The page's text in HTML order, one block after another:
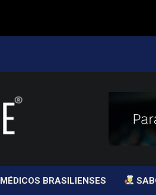
MÉDICOS BRASILIENSES